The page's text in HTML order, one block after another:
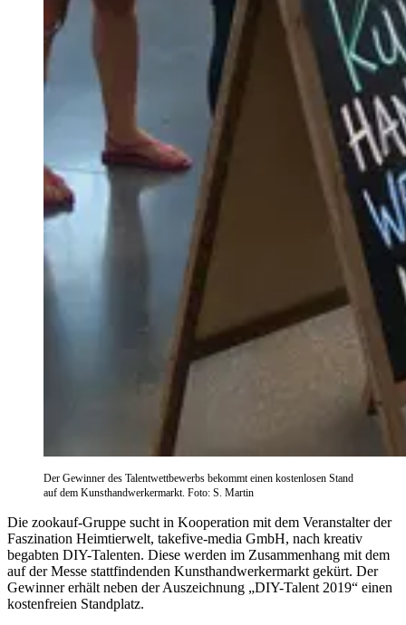
Der Gewinner des Talentwettbewerbs bekommt einen kostenlosen Stand
auf dem Kunsthandwerkermarkt. Foto: S. Martin
Die zookauf-Gruppe sucht in Kooperation mit dem Veranstalter der
Faszination Heimtierwelt, takefive-media GmbH, nach kreativ
begabten DIY-Talenten. Diese werden im Zusammenhang mit dem
auf der Messe stattfindenden Kunsthandwerkermarkt gekürt. Der
Gewinner erhält neben der Auszeichnung „DIY-Talent 2019“ einen
kostenfreien Standplatz.